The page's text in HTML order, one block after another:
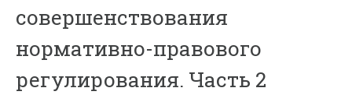
совершенствования
нормативно-правового
регулирования. Часть 2